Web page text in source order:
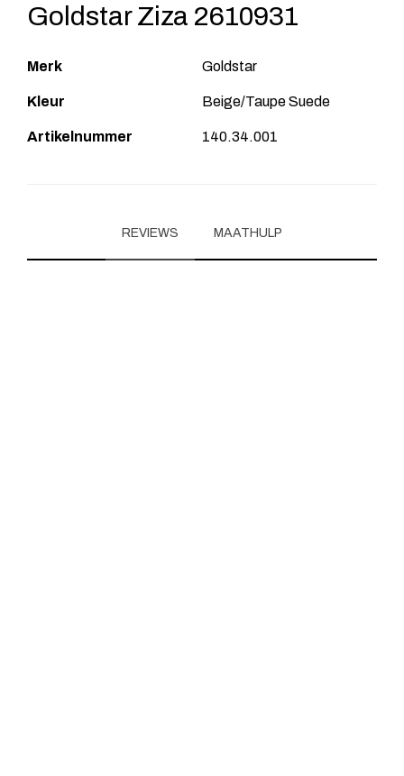
Goldstar Ziza 2610931
Merk Goldstar
Kleur Beige/Taupe Suede
Artikelnummer 140.34.001
REVIEWS MAATHULP